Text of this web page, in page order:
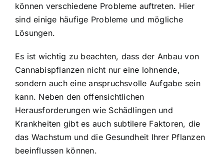
können verschiedene Probleme auftreten. Hier
sind einige häufige Probleme und mögliche
Lösungen.
Es ist wichtig zu beachten, dass der Anbau von
Cannabispflanzen nicht nur eine lohnende,
sondern auch eine anspruchsvolle Aufgabe sein
kann. Neben den offensichtlichen
Herausforderungen wie Schädlingen und
Krankheiten gibt es auch subtilere Faktoren, die
das Wachstum und die Gesundheit Ihrer Pflanzen
beeinflussen können.